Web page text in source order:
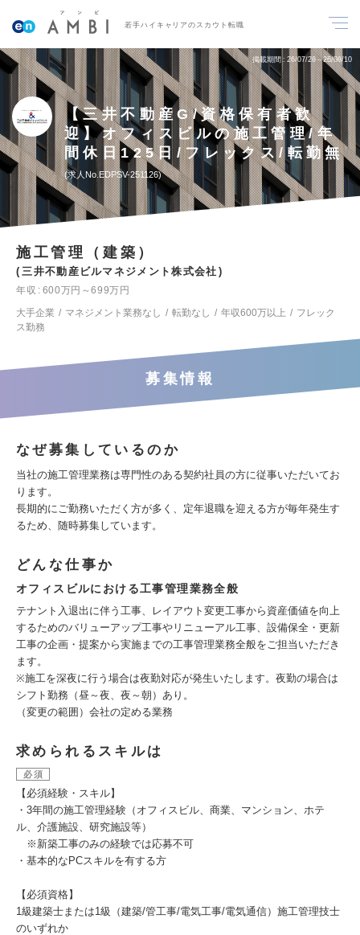
若手ハイキャリアのスカウト転職
掲載期間 26/07/28～26/08/10
【三井不動産G/資格保有者歓
迎】オフィスビルの施工管理/年
間休日125日/フレックス/転勤無
求人No.EDPSV-251126
施工管理（建築）
三井不動産ビルマネジメント株式会社
年収
600万円～699万円
大手企業
マネジメント業務なし 転勤なし 年収600万以上
フレック
ス勤務
募集情報
なぜ募集しているのか
当社の施工管理業務は専門性のある契約社員の方に従事いただいてお
ります。
長期的にご勤務いただく方が多く、定年退職を迎える方が毎年発生す
るため、随時募集しています。
どんな仕事か
オフィスビルにおける工事管理業務全般
テナント入退出に伴う工事、レイアウト変更工事から資産価値を向上
するためのバリューアップ工事やリニューアル工事、設備保全・更新
工事の企画・提案から実施までの工事管理業務全般をご担当いただき
ます。
※施工を深夜に行う場合は夜勤対応が発生いたします。夜勤の場合は
シフト勤務（昼～夜、夜～朝）あり。
（変更の範囲）会社の定める業務
求められるスキルは
必須
【必須経験・スキル】
・3年間の施工管理経験（オフィスビル、商業、マンション、ホテ
ル、介護施設、研究施設等）
※新築工事のみの経験では応募不可
・基本的なPCスキルを有する方
【必須資格】
1級建築士または1級（建築/管工事/電気工事/電気通信）施工管理技士
のいずれか